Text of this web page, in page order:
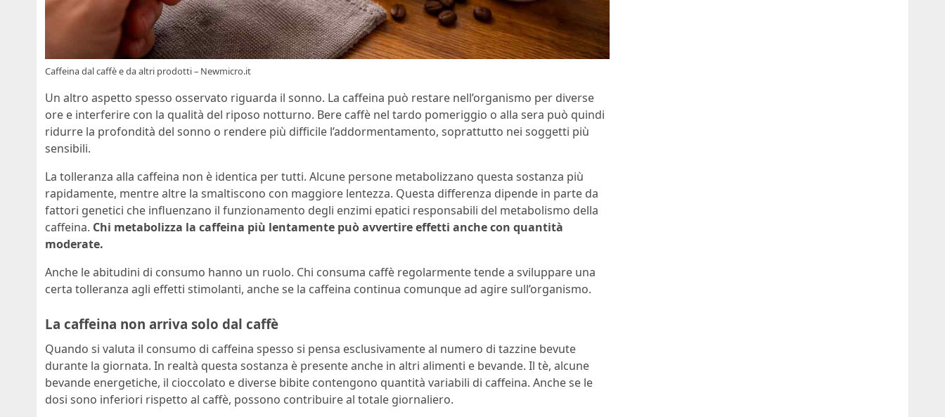
Caffeina dal caffè e da altri prodotti – Newmicro.it
Un altro aspetto spesso osservato riguarda il sonno. La caffeina può restare nell’organismo per diverse
ore e interferire con la qualità del riposo notturno. Bere caffè nel tardo pomeriggio o alla sera può quindi
ridurre la profondità del sonno o rendere più difficile l’addormentamento, soprattutto nei soggetti più
sensibili.
La tolleranza alla caffeina non è identica per tutti. Alcune persone metabolizzano questa sostanza più
rapidamente, mentre altre la smaltiscono con maggiore lentezza. Questa differenza dipende in parte da
fattori genetici che influenzano il funzionamento degli enzimi epatici responsabili del metabolismo della
caffeina. Chi metabolizza la caffeina più lentamente può avvertire effetti anche con quantità
moderate.
Anche le abitudini di consumo hanno un ruolo. Chi consuma caffè regolarmente tende a sviluppare una
certa tolleranza agli effetti stimolanti, anche se la caffeina continua comunque ad agire sull’organismo.
La caffeina non arriva solo dal caffè
Quando si valuta il consumo di caffeina spesso si pensa esclusivamente al numero di tazzine bevute
durante la giornata. In realtà questa sostanza è presente anche in altri alimenti e bevande. Il tè, alcune
bevande energetiche, il cioccolato e diverse bibite contengono quantità variabili di caffeina. Anche se le
dosi sono inferiori rispetto al caffè, possono contribuire al totale giornaliero.